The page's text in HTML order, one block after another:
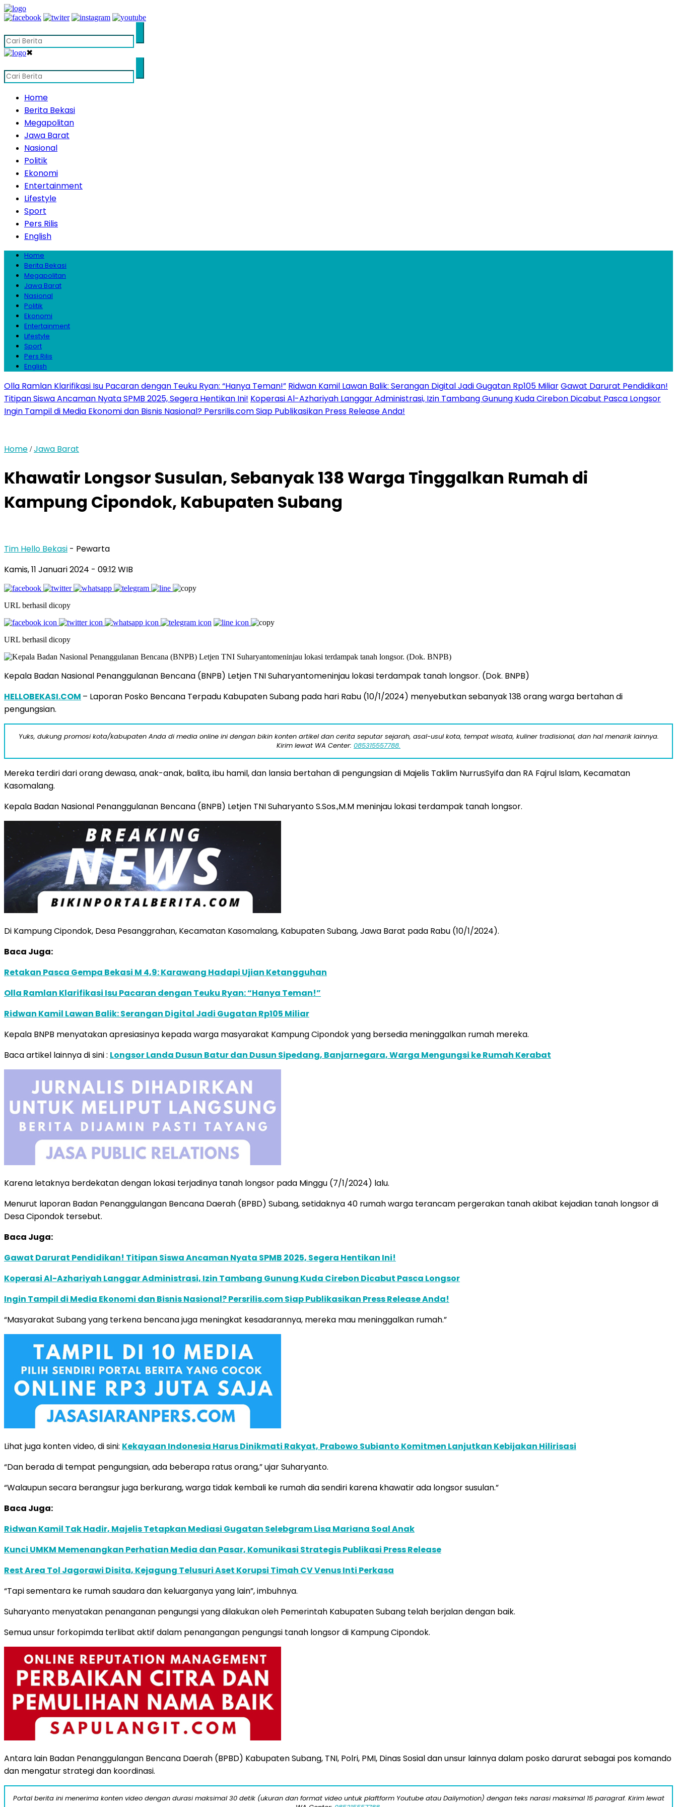
✖
Home
Berita Bekasi
Megapolitan
Jawa Barat
Nasional
Politik
Ekonomi
Entertainment
Lifestyle
Sport
Pers Rilis
English
Home
Berita Bekasi
Megapolitan
Jawa Barat
Nasional
Politik
Ekonomi
Entertainment
Lifestyle
Sport
Pers Rilis
English
Olla Ramlan Klarifikasi Isu Pacaran dengan Teuku Ryan: “Hanya Teman!” Ridwan Kamil Lawan Balik: Serangan Digital Jadi Gugatan Rp105 MiliarGawat Darurat Pendidikan!
Titipan Siswa Ancaman Nyata SPMB 2025, Segera Hentikan Ini! Koperasi Al-Azhariyah Langgar Administrasi, Izin Tambang Gunung Kuda Cirebon Dicabut Pasca Longsor
Ingin Tampil di Media Ekonomi dan Bisnis Nasional? Persrilis.com Siap Publikasikan Press Release Anda!
Home /Jawa Barat
Khawatir Longsor Susulan, Sebanyak 138 Warga Tinggalkan Rumah di
Kampung Cipondok, Kabupaten Subang
Tim Hello Bekasi - Pewarta
Kamis, 11 Januari 2024 - 09:12 WIB
URL berhasil dicopy
URL berhasil dicopy
Kepala Badan Nasional Penanggulanan Bencana (BNPB) Letjen TNI Suharyantomeninjau lokasi terdampak tanah longsor. (Dok. BNPB)
HELLOBEKASI.COM – Laporan Posko Bencana Terpadu Kabupaten Subang pada hari Rabu (10/1/2024) menyebutkan sebanyak 138 orang warga bertahan di
pengungsian.
Yuks, dukung promosi kota/kabupaten Anda di media online ini dengan bikin konten artikel dan cerita seputar sejarah, asal-usul kota, tempat wisata, kuliner tradisional, dan hal menarik lainnya.
Kirim lewat WA Center: 085315557788.
Mereka terdiri dari orang dewasa, anak-anak, balita, ibu hamil, dan lansia bertahan di pengungsian di Majelis Taklim NurrusSyifa dan RA Fajrul Islam, Kecamatan
Kasomalang.
Kepala Badan Nasional Penanggulanan Bencana (BNPB) Letjen TNI Suharyanto S.Sos.,M.M meninjau lokasi terdampak tanah longsor.
Di Kampung Cipondok, Desa Pesanggrahan, Kecamatan Kasomalang, Kabupaten Subang, Jawa Barat pada Rabu (10/1/2024).
Baca Juga:
Retakan Pasca Gempa Bekasi M 4,9: Karawang Hadapi Ujian Ketangguhan
Olla Ramlan Klarifikasi Isu Pacaran dengan Teuku Ryan: “Hanya Teman!”
Ridwan Kamil Lawan Balik: Serangan Digital Jadi Gugatan Rp105 Miliar
Kepala BNPB menyatakan apresiasinya kepada warga masyarakat Kampung Cipondok yang bersedia meninggalkan rumah mereka.
Baca artikel lainnya di sini : Longsor Landa Dusun Batur dan Dusun Sipedang, Banjarnegara, Warga Mengungsi ke Rumah Kerabat
Karena letaknya berdekatan dengan lokasi terjadinya tanah longsor pada Minggu (7/1/2024) lalu.
Menurut laporan Badan Penanggulangan Bencana Daerah (BPBD) Subang, setidaknya 40 rumah warga terancam pergerakan tanah akibat kejadian tanah longsor di
Desa Cipondok tersebut.
Baca Juga:
Gawat Darurat Pendidikan! Titipan Siswa Ancaman Nyata SPMB 2025, Segera Hentikan Ini!
Koperasi Al-Azhariyah Langgar Administrasi, Izin Tambang Gunung Kuda Cirebon Dicabut Pasca Longsor
Ingin Tampil di Media Ekonomi dan Bisnis Nasional? Persrilis.com Siap Publikasikan Press Release Anda!
“Masyarakat Subang yang terkena bencana juga meningkat kesadarannya, mereka mau meninggalkan rumah.”
Lihat juga konten video, di sini: Kekayaan Indonesia Harus Dinikmati Rakyat, Prabowo Subianto Komitmen Lanjutkan Kebijakan Hilirisasi
“Dan berada di tempat pengungsian, ada beberapa ratus orang,” ujar Suharyanto.
“Walaupun secara berangsur juga berkurang, warga tidak kembali ke rumah dia sendiri karena khawatir ada longsor susulan.”
Baca Juga:
Ridwan Kamil Tak Hadir, Majelis Tetapkan Mediasi Gugatan Selebgram Lisa Mariana Soal Anak
Kunci UMKM Memenangkan Perhatian Media dan Pasar, Komunikasi Strategis Publikasi Press Release
Rest Area Tol Jagorawi Disita, Kejagung Telusuri Aset Korupsi Timah CV Venus Inti Perkasa
“Tapi sementara ke rumah saudara dan keluarganya yang lain”, imbuhnya.
Suharyanto menyatakan penanganan pengungsi yang dilakukan oleh Pemerintah Kabupaten Subang telah berjalan dengan baik.
Semua unsur forkopimda terlibat aktif dalam penangangan pengungsi tanah longsor di Kampung Cipondok.
Antara lain Badan Penanggulangan Bencana Daerah (BPBD) Kabupaten Subang, TNI, Polri, PMI, Dinas Sosial dan unsur lainnya dalam posko darurat sebagai pos komando
dan mengatur strategi dan koordinasi.
Portal berita ini menerima konten video dengan durasi maksimal 30 detik (ukuran dan format video untuk plaftform Youtube atau Dailymotion) dengan teks narasi maksimal 15 paragraf. Kirim lewat